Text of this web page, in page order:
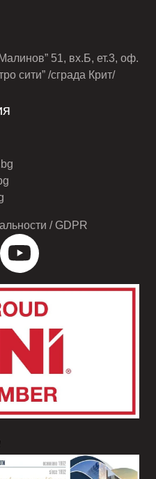
51, вх.Б, ет.3, оф.
сити” /сграда Крит/
/ GDPR